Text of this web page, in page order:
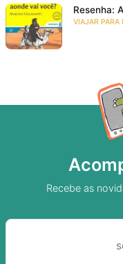
Resenha:
VIAJAR PARA
Recebe as